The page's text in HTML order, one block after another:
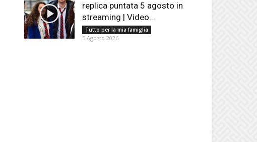
replica puntata 5 agosto in
streaming | Video...
Tutto per la mia famiglia
5 Agosto 2026